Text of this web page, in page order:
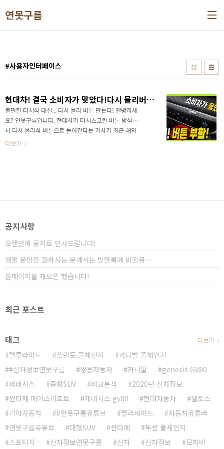
연못구름
#사용자인터페이스
현대차! 결국 소비자가 맞았다!다시 물리버튼으로 돌아간다! 터시 버튼 개선한다!
불편한 터치식 대신... 다시 물리 버튼 만든다! 안녕하세
요? 연못구름입니다. 현대차가 터치스크린 버튼 방식에
서 다시 물리식 버튼으로 돌아간다는 기사가 최근 해외
매체를 통해서 올라왔습니다.그동안 최신 차량을 구입
포테인먼트와 공조기의 기능도 대부분 터치 방식을 제
신 차량 같은 모습이지만... 빠르게 조작해야 하는 경우,
사용할때..
더보기
공지사항
오랜만에 공지로 인사드립니다!
생물 분양을 원하시는 분께서는 방명록에 비밀글⋯
홈페이지를 재오픈 했습니다!
최근 포스트
태그
텔루라이드 쏘렌토 풀체인지
카니발 풀체인지
#신차정보연못구름
쌍용자동차 카니발
genesis GV80
제네시스
중형SUV 비교분석
2020년 신차정보
싼타페 페이스리프트
제네시스 gv80 현대자동차
셀토스
기아자동차
#연못구름유튜브 팰리세이드
자동차유튜버
연못구름유튜브
대형SUV 싼타페
투싼 풀체인지
스포티지
신차정보연못구름 신차 신차정보 모하비
더보기